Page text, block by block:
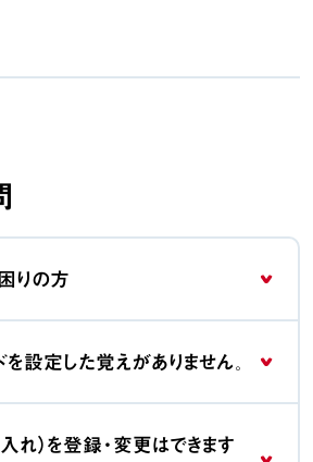
りの方
設定した覚えがありません。
れ）を登録・変更はできます